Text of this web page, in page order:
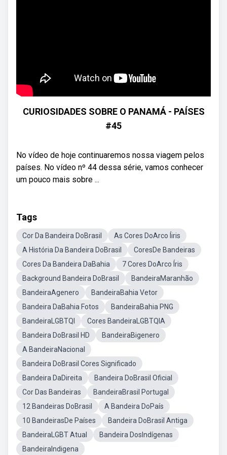
CURIOSIDADES SOBRE O PANAMÁ - PAÍSES
#45
No vídeo de hoje continuaremos nossa viagem pelos
países. No vídeo nº 44 dessa série, vamos conhecer
um pouco mais sobre ...
Tags
Cor Da Bandeira DoBrasil
As Cores DoArco Íiris
A História Da Bandeira DoBrasil
CoresDe Bandeiras
Cores Da Bandeira DaBahia
7 Cores DoArco Íris
Background Bandeira DoBrasil
BandeiraMaranhão
BandeiraAgenero
BandeiraBahia Vetor
Bandeira DaBahia Fotos
BandeiraBahia PNG
BandeiraLGBTQI
Cores BandeiraLGBTQIA
Bandeira DoBrasil HD
BandeiraBigenero
A BandeiraNacional
Bandeira DoBrasil Cores Significado
Bandeira DaDireita
Bandeira DoBrasil Oficial
Cor Das Bandeiras
BandeiraBrasil Portugal
12 Bandeiras DoBrasil
A Bandeira DoPaís
10 BandeirasDe Países
Bandeira DoBrasil Antiga
BandeiraLGBT Atual
Bandeira DosIndígenas
BandeiraIndigena